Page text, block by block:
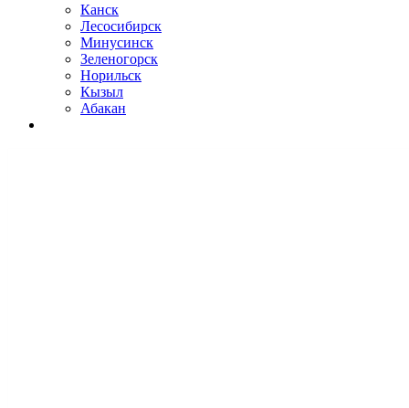
Канск
Лесосибирск
Минусинск
Зеленогорск
Норильск
Кызыл
Абакан